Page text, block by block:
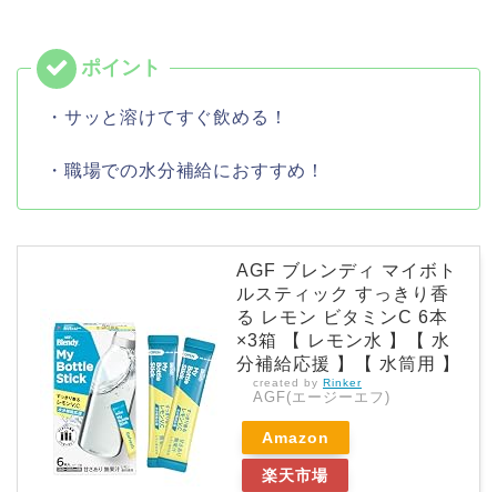
・サッと溶けてすぐ飲める！
・職場での水分補給におすすめ！
AGF ブレンディ マイボト
ルスティック すっきり香
る レモン ビタミンC 6本
×3箱 【 レモン水 】【 水
分補給応援 】【 水筒用 】
created by Rinker
AGF(エージーエフ)
Amazon
楽天市場